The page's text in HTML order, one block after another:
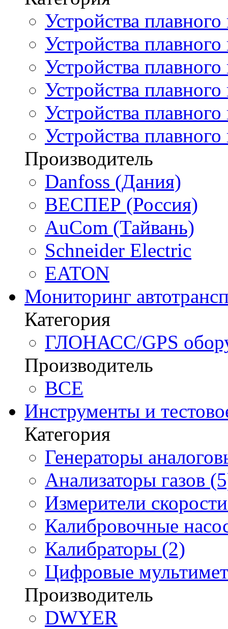
Устройства
Устройства
Устройства
Устройства
Устройства
Устройства
Производитель
Danfoss (Дания)
ВЕСПЕР (Россия)
AuCom (Тайвань)
Schneider Electric
EATON
Мониторинг
Категория
ГЛОНАСС/GPS
Производитель
BCE
Инструменты и
Категория
Генераторы
Анализаторы газов
Измерители
Калибровочные
Калибраторы (2)
Цифровые
Производитель
DWYER